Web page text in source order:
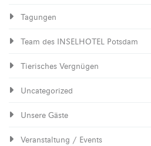
Tagungen
Team des INSELHOTEL Potsdam
Tierisches Vergnügen
Uncategorized
Unsere Gäste
Veranstaltung / Events